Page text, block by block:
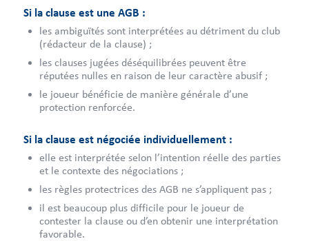
Si la clause est une AGB :
les ambiguïtés sont interprétées au détriment du club
(rédacteur de la clause) ;
les clauses jugées déséquilibrées peuvent être
réputées nulles en raison de leur caractère abusif ;
le joueur bénéficie de manière générale d’une
protection renforcée.
Si la clause est négociée individuellement :
elle est interprétée selon l’intention réelle des parties
et le contexte des négociations ;
les règles protectrices des AGB ne s’appliquent pas ;
il est beaucoup plus difficile pour le joueur de
contester la clause ou d’en obtenir une interprétation
favorable.